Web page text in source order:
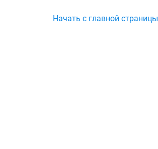
Начать с главной страницы